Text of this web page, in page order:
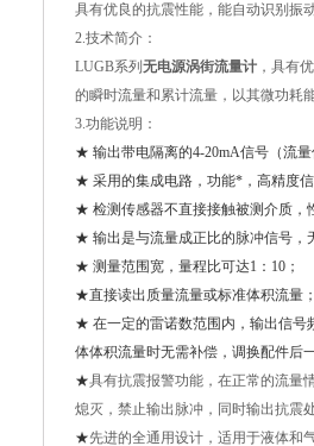
具有优良的抗震性能，能自动识别振
2.技术简介：
LUGB系列 无电源涡街流量计 ，具有
的瞬时流量和累计流量，以其微功耗
3.功能说明：
★ 输出带电隔离的4-20mA信号（流
★ 采用的集成电路，功能*，高精度
★ 检测传感器不直接接触被测介质，
★ 输出是与流量成正比的脉冲信号，
★ 测量范围宽，量程比可达1：10；
★直接读出质量流量或标准体积流量
★ 在一定的雷诺数范围内，输出信
体体积流量时无需补偿，调换配件后
★具有抗震报警功能，在正常的流量
熄灭，禁止输出脉冲，同时输出抗震
★先进的全通用设计，适用于液体和